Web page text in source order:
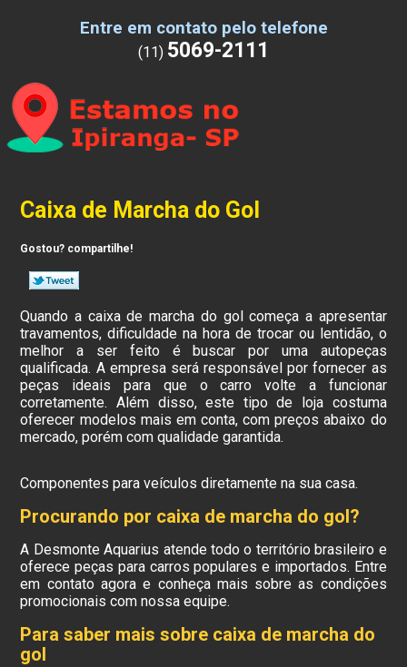
Entre em contato pelo telefone
(11) 5069-2111
Caixa de Marcha do Gol
Gostou? compartilhe!
Quando a caixa de marcha do gol começa a apresentar
travamentos, dificuldade na hora de trocar ou lentidão, o
melhor a ser feito é buscar por uma autopeças
qualificada. A empresa será responsável por fornecer as
peças ideais para que o carro volte a funcionar
corretamente. Além disso, este tipo de loja costuma
oferecer modelos mais em conta, com preços abaixo do
mercado, porém com qualidade garantida.
Componentes para veículos diretamente na sua casa.
Procurando por caixa de marcha do gol?
A Desmonte Aquarius atende todo o território brasileiro e
oferece peças para carros populares e importados. Entre
em contato agora e conheça mais sobre as condições
promocionais com nossa equipe.
Para saber mais sobre caixa de marcha do
gol